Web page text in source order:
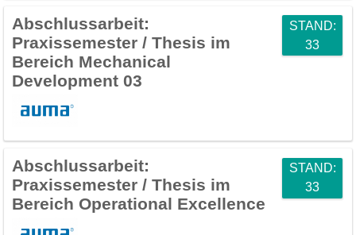
Abschlussarbeit:
Praxissemester / Thesis im
Bereich Mechanical
Development 03
STAND:
33
Abschlussarbeit:
Praxissemester / Thesis im
Bereich Operational Excellence
STAND:
33